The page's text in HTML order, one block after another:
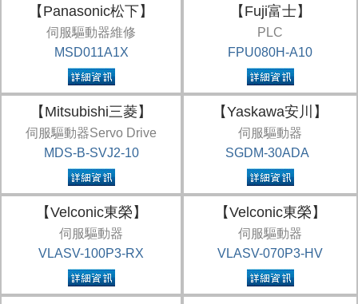
【Panasonic松下】
伺服驅動器維修
MSD011A1X
【Fuji富士】
PLC
FPU080H-A10
【Mitsubishi三菱】
伺服驅動器Servo Drive
MDS-B-SVJ2-10
【Yaskawa安川】
伺服驅動器
SGDM-30ADA
【Velconic東榮】
伺服驅動器
VLASV-100P3-RX
【Velconic東榮】
伺服驅動器
VLASV-070P3-HV